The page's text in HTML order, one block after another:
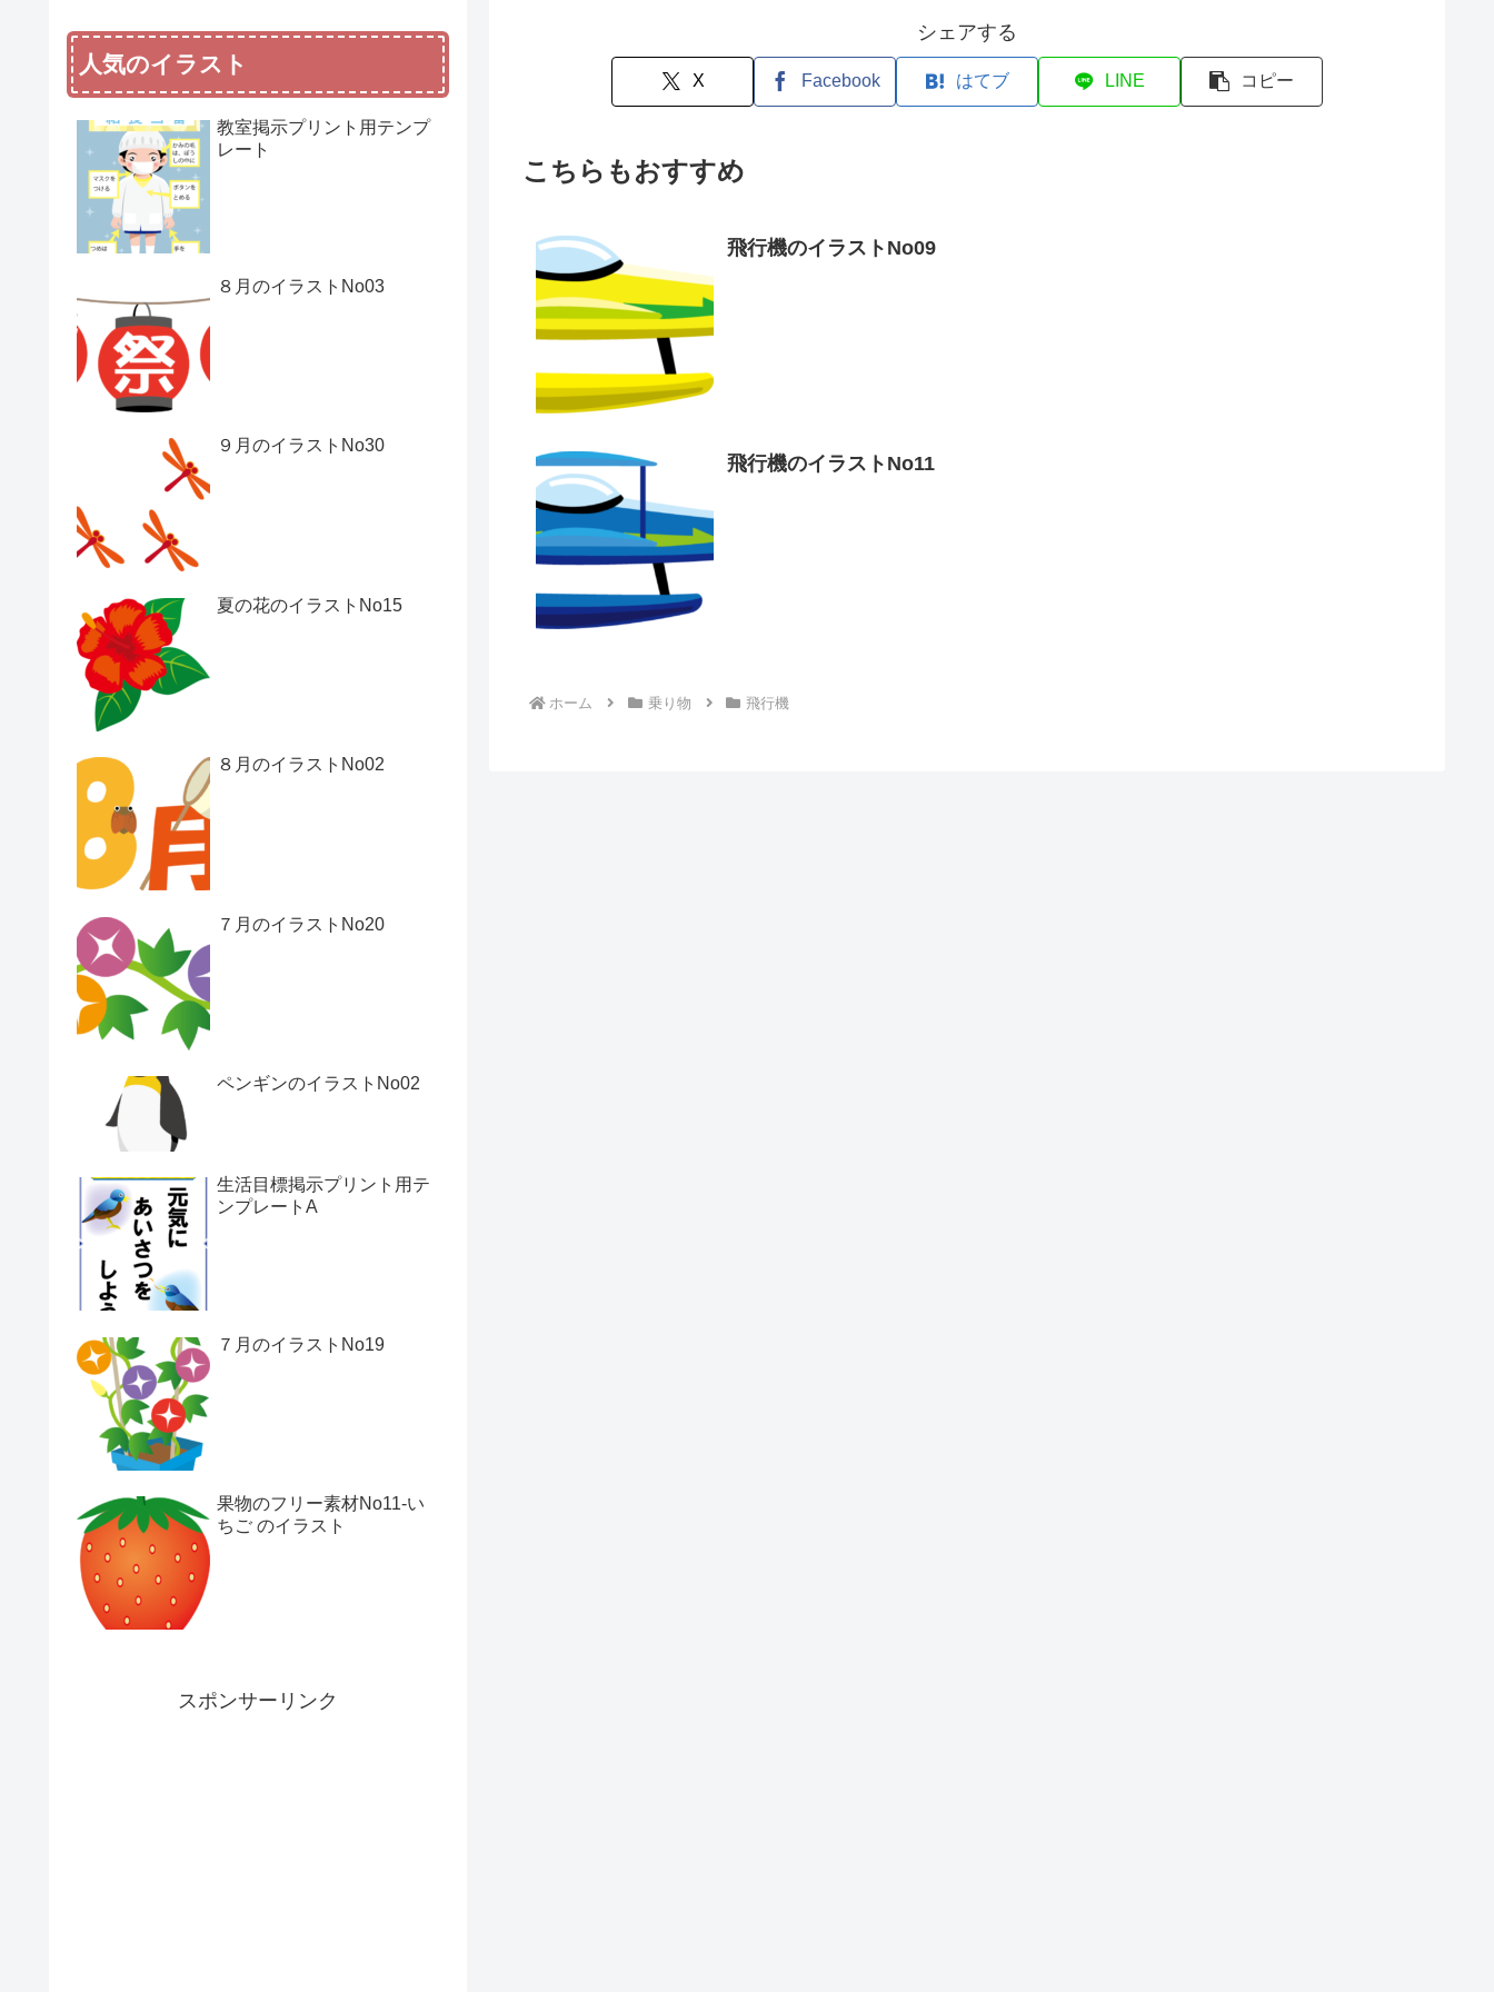
シェアする
X Facebook はてブ LINE コピー
こちらもおすすめ
飛行機のイラストNo09
飛行機のイラストNo11
ホーム 乗り物 飛行機
人気のイラスト
教室掲示プリント用テンプ
レート
８月のイラストNo03
９月のイラストNo30
夏の花のイラストNo15
８月のイラストNo02
７月のイラストNo20
ペンギンのイラストNo02
生活目標掲示プリント用テ
ンプレートA
７月のイラストNo19
果物のフリー素材No11-い
ちご のイラスト
スポンサーリンク